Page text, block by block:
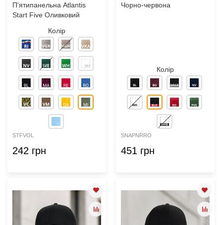
П'ятипанельна Atlantis
Start Five Оливковий
Колір
STFVOL
242 грн
Чорно-червона
Колір
SNAPNRRO
451 грн